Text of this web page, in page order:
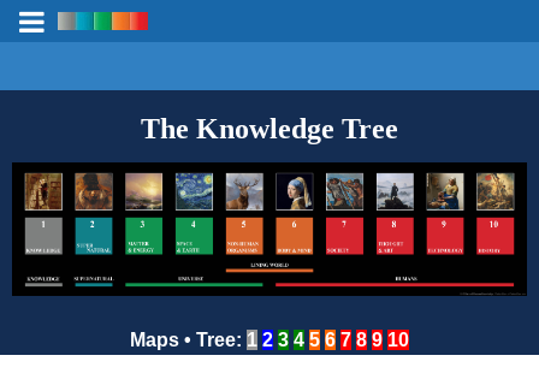
The Knowledge Tree
Maps • Tree: 1 2 3 4 5 6 7 8 9 10